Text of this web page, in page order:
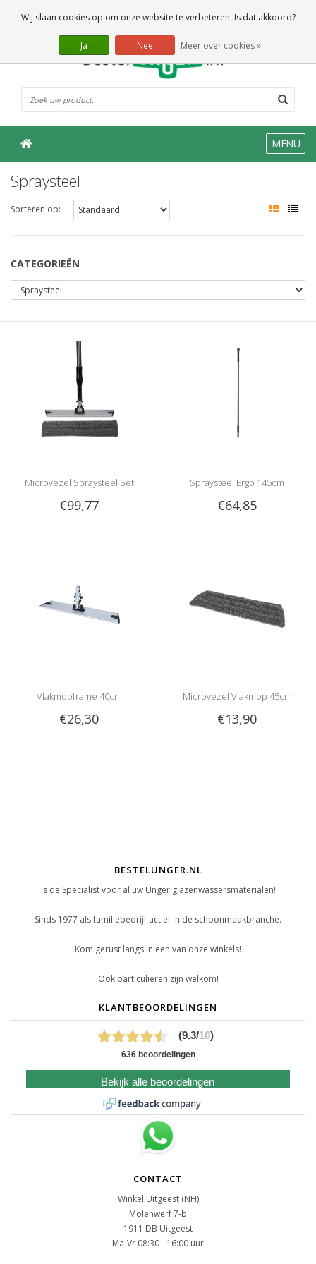
0 Artikelen
MENU
Spraysteel
Sorteren op:
CATEGORIEËN
Microvezel Spraysteel Set
€99,77
Spraysteel Ergo 145cm
€64,85
Vlakmopframe 40cm
€26,30
Microvezel Vlakmop 45cm
€13,90
BESTELUNGER.NL
is de Specialist voor al uw Unger glazenwassersmaterialen!
Sinds 1977 als familiebedrijf actief in de schoonmaakbranche.
Kom gerust langs in een van onze winkels!
Ook particulieren zijn welkom!
KLANTBEOORDELINGEN
(9.3/10)
636 beoordelingen
Bekijk alle beoordelingen
CONTACT
Winkel Uitgeest (NH)
Molenwerf 7-b
1911 DB Uitgeest
Ma-Vr 08:30 - 16:00 uur
Wij slaan cookies op om onze website te verbeteren. Is dat akkoord?
Ja Nee Meer over cookies »